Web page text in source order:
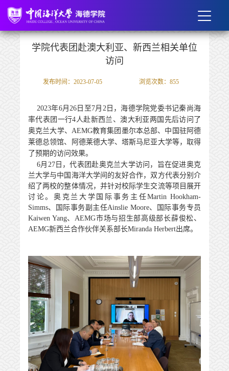
学院代表团赴澳大利亚、新西兰相关单位
访问
发布时间：2023-07-05 浏览次数： 855
2023年6月26 日至7月 2日，海德学院党委书记秦尚海
率代表 团 一行4人赴新西兰、澳大利亚两国 先后访问
了
奥克兰大学、AEMG教育集团墨尔本总部、中国驻阿德
莱德总领馆、阿德莱德大学、塔斯马尼亚大学等，取得
了预期的访问效果。
6月 27日，代表团赴奥克兰大学访问，旨在促进奥克
兰大学与中国海洋大学间的友好合作，双方代表分别介
绍了两校的整体情况，并针对校际学生交流等项目展开
讨论。奥克兰大学国际事务主任Martin Hookham-
Simms、国际事务副主任Ainslie Moore、国际事务专员
Kaiwen Yang、AEMG市场与招生部高级部长薛俊松、
AEMG新西兰合作伙伴关系部长Miranda Herbert出席。